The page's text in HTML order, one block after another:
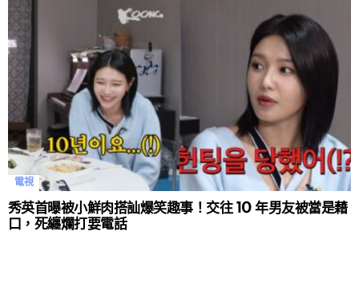
電視
秀英首曝被小鮮肉搭訕爆笑趣事！交往 10 年男友被當是藉
口，死纏爛打要電話